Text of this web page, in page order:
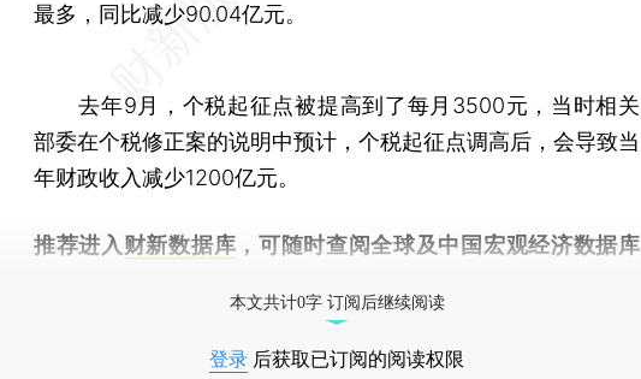
最多，同比减少90.04亿元。
去年9月，个税起征点被提高到了每月3500元，当时相关
部委在个税修正案的说明中预计，个税起征点调高后，会导致当
年财政收入减少1200亿元。
推荐进入 财新数据库 ，可随时查阅全球及中国宏观经济数据库
本文共计0字 订阅后继续阅读
登录 后获取已订阅的阅读权限